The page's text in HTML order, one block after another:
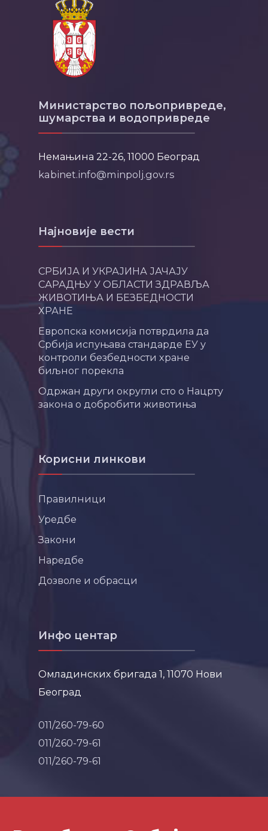
Министарство пољопривреде,
шумарства и водопривреде
Немањина 22-26, 11000 Београд
kabinet.info@minpolj.gov.rs
Најновије вести
СРБИЈА И УКРАЈИНА ЈАЧАЈУ
САРАДЊУ У ОБЛАСТИ ЗДРАВЉА
ЖИВОТИЊА И БЕЗБЕДНОСТИ
ХРАНЕ
Европска комисија потврдила да
Србија испуњава стандарде ЕУ у
контроли безбедности хране
биљног порекла
Одржан други округли сто о Нацрту
закона о добробити животиња
Корисни линкови
Правилници
Уредбе
Закони
Наредбе
Дозволе и обрасци
Инфо центар
Омладинских бригада 1, 11070 Нови
Београд
011/260-79-60
011/260-79-61
011/260-79-61